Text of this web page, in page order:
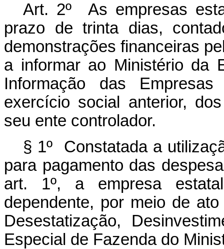
Art. 2º As empresas
prazo de trinta dias,
demonstrações financeiras
a informar ao Ministério da
Informação das
exercício social anterior,
seu ente controlador.
§ 1º Constatada a
para pagamento das
art. 1º, a empresa
dependente, por meio de
Desestatização,
Especial de Fazenda do